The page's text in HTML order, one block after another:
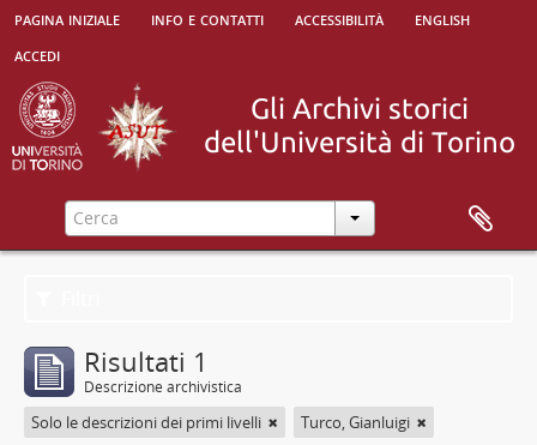
pagina iniziale info e contatti accessibilità
english
accedi
Risultati 1
Descrizione archivistica
Solo le descrizioni dei primi livelli Turco, Gianluigi